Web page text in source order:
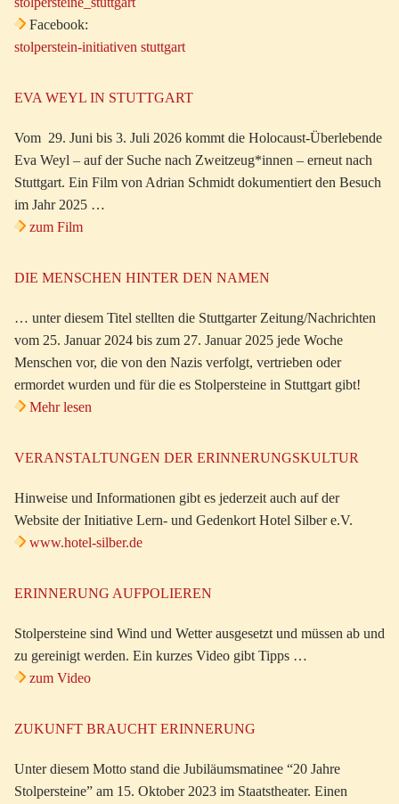
Facebook:
stolperstein-initiativen stuttgart
EVA WEYL IN STUTTGART
Vom 29. Juni bis 3. Juli 2026 kommt die Holocaust-Überlebende
Eva Weyl – auf der Suche nach Zweitzeug*innen – erneut nach
Stuttgart. Ein Film von Adrian Schmidt dokumentiert den Besuch
im Jahr 2025 …
zum Film
DIE MENSCHEN HINTER DEN NAMEN
… unter diesem Titel stellten die Stuttgarter Zeitung/Nachrichten
vom 25. Januar 2024 bis zum 27. Januar 2025 jede Woche
Menschen vor, die von den Nazis verfolgt, vertrieben oder
ermordet wurden und für die es Stolpersteine in Stuttgart gibt!
Mehr lesen
VERANSTALTUNGEN DER ERINNERUNGSKULTUR
Hinweise und Informationen gibt es jederzeit auch auf der
Website der Initiative Lern- und Gedenkort Hotel Silber e.V.
www.hotel-silber.de
ERINNERUNG AUFPOLIEREN
Stolpersteine sind Wind und Wetter ausgesetzt und müssen ab und
zu gereinigt werden. Ein kurzes Video gibt Tipps …
zum Video
ZUKUNFT BRAUCHT ERINNERUNG
Unter diesem Motto stand die Jubiläumsmatinee “20 Jahre
Stolpersteine” am 15. Oktober 2023 im Staatstheater. Einen